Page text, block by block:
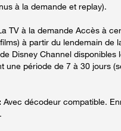
à la demande et replay).
TV à la demande Accès à
à partir du lendemain de
Disney Channel disponibles
une période de 7 à 30 jours
Avec décodeur compatible.